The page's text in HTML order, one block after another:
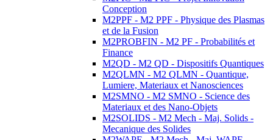
Conception
M2PPF - M2 PPF - Physique des Plasmas
et de la Fusion
M2PROBFIN - M2 PF - Probabilités et
Finance
M2QD - M2 QD - Dispositifs Quantiques
M2QLMN - M2 QLMN - Quantique,
Lumiere, Materiaux et Nanosciences
M2SMNO - M2 SMNO - Science des
Materiaux et des Nano-Objets
M2SOLIDS - M2 Mech - Maj. Solids -
Mecanique des Solides